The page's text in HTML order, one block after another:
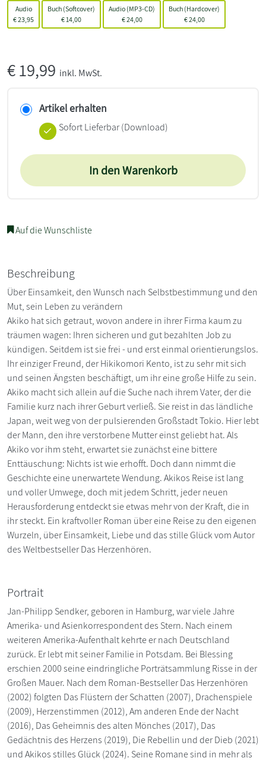
Audio
€23,95
Buch (Softcover)
€ 14,00
Audio (MP3-CD)
€24,00
Buch (Hardcover)
€24,00
€19,99 inkl. MwSt.
Artikel erhalten
Sofort Lieferbar (Download)
In den Warenkorb
Auf die Wunschliste
Beschreibung
Über Einsamkeit, den Wunsch nach Selbstbestimmung und den
Mut, sein Leben zu verändern
Akiko hat sich getraut, wovon andere in ihrer Firma kaum zu
träumen wagen: Ihren sicheren und gut bezahlten Job zu
kündigen. Seitdem ist sie frei - und erst einmal orientierungslos.
Ihr einziger Freund, der Hikikomori Kento, ist zu sehr mit sich
und seinen Ängsten beschäftigt, um ihr eine große Hilfe zu sein.
Akiko macht sich allein auf die Suche nach ihrem Vater, der die
Familie kurz nach ihrer Geburt verließ. Sie reist in das ländliche
Japan, weit weg von der pulsierenden Großstadt Tokio. Hier lebt
der Mann, den ihre verstorbene Mutter einst geliebt hat. Als
Akiko vor ihm steht, erwartet sie zunächst eine bittere
Enttäuschung: Nichts ist wie erhofft. Doch dann nimmt die
Geschichte eine unerwartete Wendung. Akikos Reise ist lang
und voller Umwege, doch mit jedem Schritt, jeder neuen
Herausforderung entdeckt sie etwas mehr von der Kraft, die in
ihr steckt. Ein kraftvoller Roman über eine Reise zu den eigenen
Wurzeln, über Einsamkeit, Liebe und das stille Glück vom Autor
des Weltbestseller Das Herzenhören.
Portrait
Jan-Philipp Sendker, geboren in Hamburg, war viele Jahre
Amerika- und Asienkorrespondent des Stern. Nach einem
weiteren Amerika-Aufenthalt kehrte er nach Deutschland
zurück. Er lebt mit seiner Familie in Potsdam. Bei Blessing
erschien 2000 seine eindringliche Porträtsammlung Risse in der
Großen Mauer. Nach dem Roman-Bestseller Das Herzenhören
(2002) folgten Das Flüstern der Schatten (2007), Drachenspiele
(2009), Herzenstimmen (2012), Am anderen Ende der Nacht
(2016), Das Geheimnis des alten Mönches (2017), Das
Gedächtnis des Herzens (2019), Die Rebellin und der Dieb (2021)
und Akikos stilles Glück (2024). Seine Romane sind in mehr als